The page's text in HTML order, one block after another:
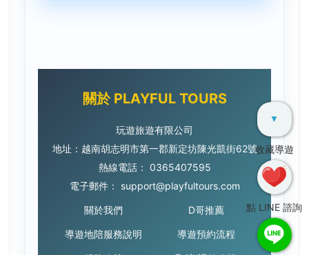
關於 PLAYFUL TOURS
玩遊旅遊有限公司
地址：越南胡志明市第一郡新定坊陳光凱街62號
熱線電話： 0365407595
電子郵件： support@playfultours.com
關於我們 D哥推薦
導遊地陪服務說明 導遊預約流程
▼
收藏導遊
點 LINE 諮詢